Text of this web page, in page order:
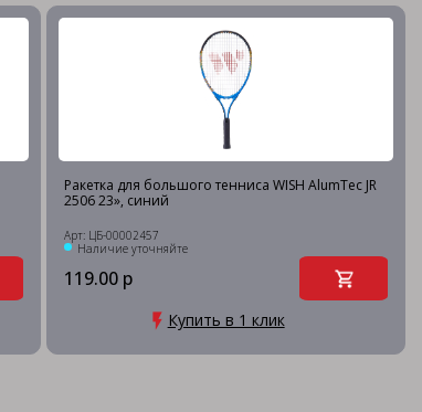
Ракетка для большого тенниса WISH AlumTec JR
2506 23», синий
Арт: ЦБ-00002457
Наличие уточняйте
119.00 р
Купить в 1 клик